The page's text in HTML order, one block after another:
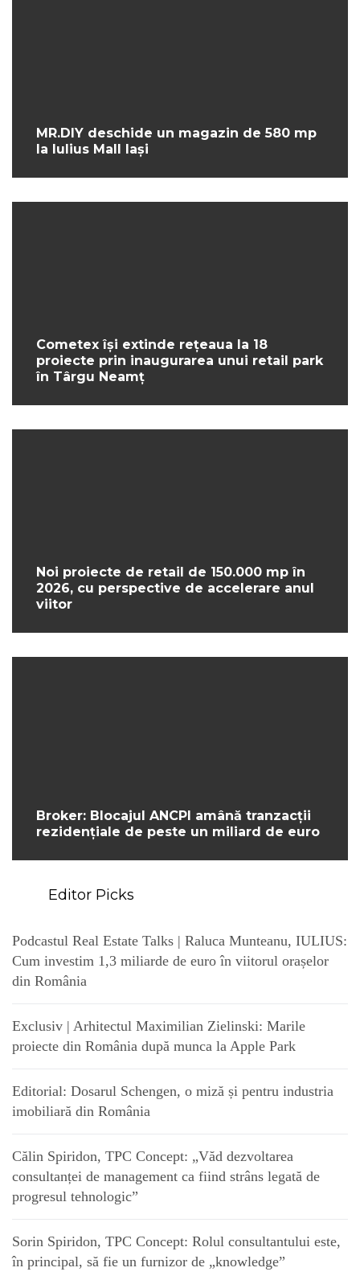
MR.DIY deschide un magazin de 580 mp
la Iulius Mall Iași
Cometex își extinde rețeaua la 18
proiecte prin inaugurarea unui retail park
în Târgu Neamț
Noi proiecte de retail de 150.000 mp în
2026, cu perspective de accelerare anul
viitor
Broker: Blocajul ANCPI amână tranzacții
rezidențiale de peste un miliard de euro
Editor Picks
Podcastul Real Estate Talks | Raluca Munteanu, IULIUS:
Cum investim 1,3 miliarde de euro în viitorul orașelor
din România
Exclusiv | Arhitectul Maximilian Zielinski: Marile
proiecte din România după munca la Apple Park
Editorial: Dosarul Schengen, o miză și pentru industria
imobiliară din România
Călin Spiridon, TPC Concept: „Văd dezvoltarea
consultanței de management ca fiind strâns legată de
progresul tehnologic”
Sorin Spiridon, TPC Concept: Rolul consultantului este,
în principal, să fie un furnizor de „knowledge”